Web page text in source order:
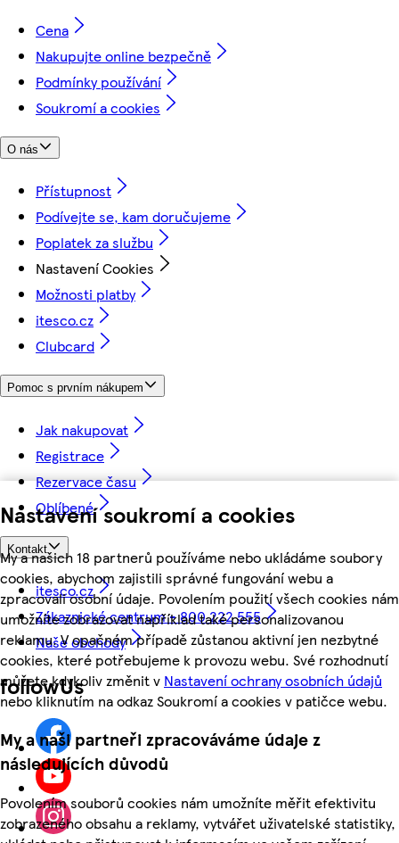
Nastavení soukromí a cookies
My a našich 18 partnerů používáme nebo ukládáme soubory
cookies, abychom zajistili správné fungování webu a
zpracovali osobní údaje. Povolením použití všech cookies nám
umožníte zobrazovat například také personalizovanou
reklamu. V opačném případě zůstanou aktivní jen nezbytné
cookies, které potřebujeme k provozu webu. Své rozhodnutí
můžete kdykoliv změnit v Nastavení ochrany osobních údajů
nebo kliknutím na odkaz Soukromí a cookies v patičce webu.
My a naši partneři zpracováváme údaje z
následujících důvodů
Povolením souborů cookies nám umožníte měřit efektivitu
zobrazeného obsahu a reklamy, vytvářet uživatelské statistiky,
Cena
Nakupujte online bezpečně
Podmínky používání
Soukromí a cookies
O nás
Přístupnost
Podívejte se, kam doručujeme
Poplatek za službu
Nastavení Cookies
Možnosti platby
itesco.cz
Clubcard
Pomoc s prvním nákupem
Jak nakupovat
Registrace
Rezervace času
Oblíbené
Kontakt
itesco.cz
Zákaznické centrum - 800 222 555
Naše obchody
followUs